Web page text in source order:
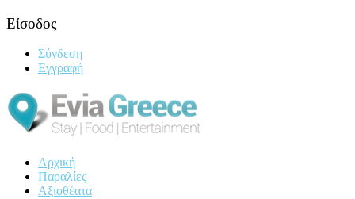
Είσοδος
Σύνδεση
Εγγραφή
Αρχική
Παραλίες
Αξιοθέατα